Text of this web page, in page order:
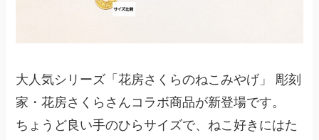
大人気シリーズ「花房さくらのねこみやげ」 彫刻
家・花房さくらさんコラボ商品が新登場です。
ちょうど良い手のひらサイズで、ねこ好きにはた